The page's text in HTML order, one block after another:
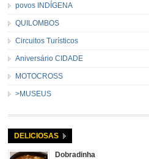
povos INDÍGENA
QUILOMBOS
Circuitos Turísticos
Aniversário CIDADE
MOTOCROSS
>MUSEUS
DELICIOSAS
Dobradinha